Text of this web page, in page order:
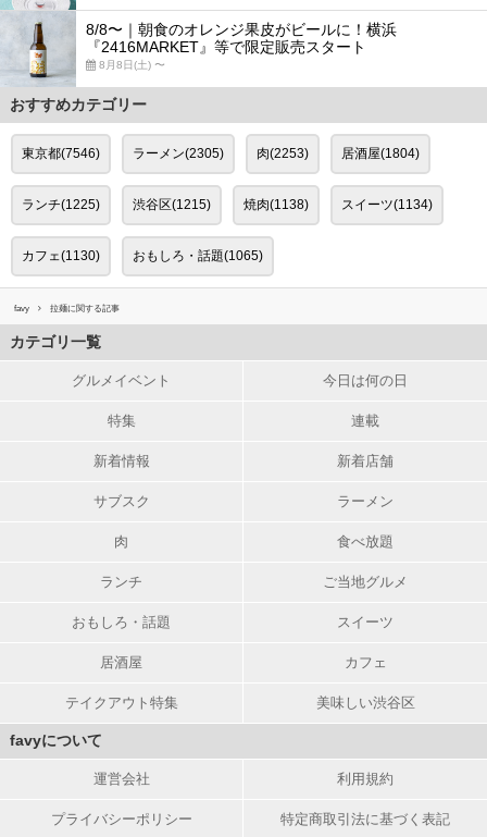
8/8〜｜朝食のオレンジ果皮がビールに！横浜
『2416MARKET』等で限定販売スタート
8月8日(土) 〜
おすすめカテゴリー
東京都(7546) ラーメン(2305) 肉(2253) 居酒屋(1804)
ランチ(1225) 渋谷区(1215) 焼肉(1138) スイーツ(1134)
カフェ(1130) おもしろ・話題(1065)
favy 拉麺に関する記事
カテゴリ一覧
グルメイベント 今日は何の日
特集 連載
新着情報 新着店舗
サブスク ラーメン
肉 食べ放題
ランチ ご当地グルメ
おもしろ・話題 スイーツ
居酒屋 カフェ
テイクアウト特集 美味しい渋谷区
favyについて
運営会社 利用規約
プライバシーポリシー 特定商取引法に基づく表記